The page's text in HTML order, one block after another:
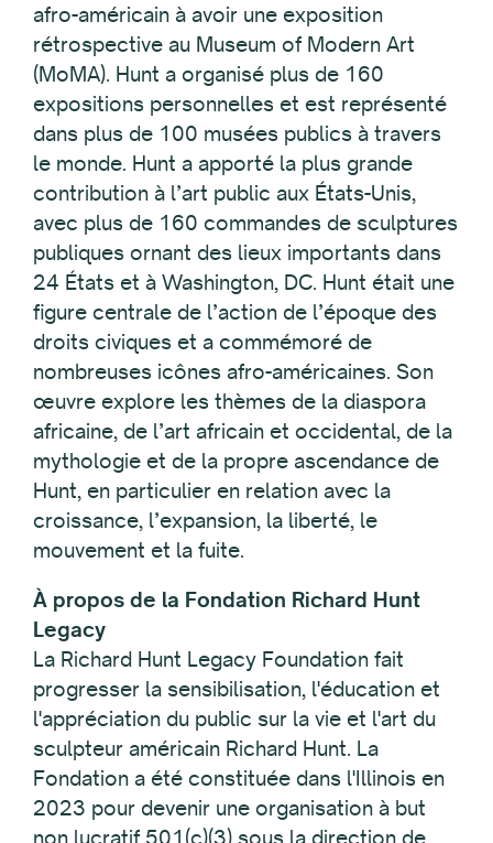
afro-américain à avoir une exposition
rétrospective au Museum of Modern Art
(MoMA). Hunt a organisé plus de 160
expositions personnelles et est représenté
dans plus de 100 musées publics à travers
le monde. Hunt a apporté la plus grande
contribution à l’art public aux États-Unis,
avec plus de 160 commandes de sculptures
publiques ornant des lieux importants dans
24 États et à Washington, DC. Hunt était une
figure centrale de l’action de l’époque des
droits civiques et a commémoré de
nombreuses icônes afro-américaines. Son
œuvre explore les thèmes de la diaspora
africaine, de l’art africain et occidental, de la
mythologie et de la propre ascendance de
Hunt, en particulier en relation avec la
croissance, l’expansion, la liberté, le
mouvement et la fuite.
À propos de la Fondation Richard Hunt
Legacy
La Richard Hunt Legacy Foundation fait
progresser la sensibilisation, l'éducation et
l'appréciation du public sur la vie et l'art du
sculpteur américain Richard Hunt. La
Fondation a été constituée dans l'Illinois en
2023 pour devenir une organisation à but